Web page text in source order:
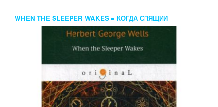
WHEN THE SLEEPER WAKES = КОГДА СПЯЩИЙ
ПРОСНЕТСЯ: НА АНГЛ.ЯЗ. WELLS H.G.